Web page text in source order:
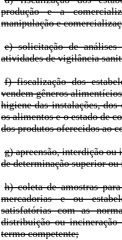
produção e a
manipulação e
e) solicitação de
atividades de vigilância
f) fiscalização dos
vendem gêneros
higiene das instalações, dos
os alimentos e o estado de
dos produtos oferecidos ao
g) apreensão, interdição
de determinação superior
h) coleta de amostras
mercadorias e ou
satisfatórias com as
distribuição ou incineração
termo competente;